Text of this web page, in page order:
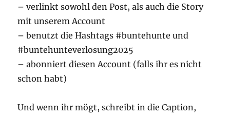
– verlinkt sowohl den Post, als auch die Story
mit unserem Account
– benutzt die Hashtags #buntehunte und
#buntehunteverlosung2025
– abonniert diesen Account (falls ihr es nicht
schon habt)
Und wenn ihr mögt, schreibt in die Caption,